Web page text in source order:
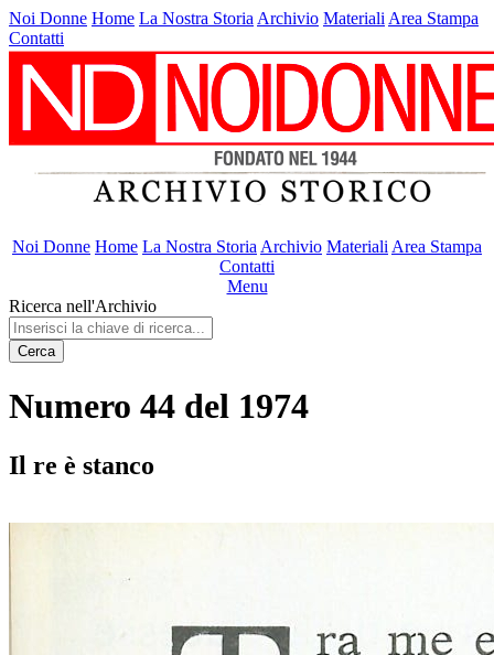
Noi Donne Home La Nostra Storia Archivio Materiali Area Stampa
Contatti
Noi Donne Home La Nostra Storia Archivio Materiali Area Stampa
Contatti
Menu
Ricerca nell'Archivio
Cerca
Numero 44 del 1974
Il re è stanco